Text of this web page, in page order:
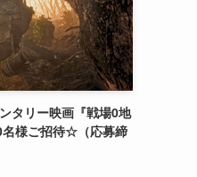
タリー映画『戦場0地
名様ご招待☆（応募締